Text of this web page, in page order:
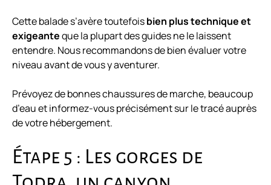
Cette balade s’avère toutefoisbien plus technique et
exigeanteque la plupart des guides ne le laissent
entendre. Nous recommandons de bien évaluer votre
niveau avant de vous y aventurer.
Prévoyez de bonnes chaussures de marche, beaucoup
d’eau et informez-vous précisément sur le tracé auprès
de votre hébergement.
Étape 5 : Les gorges de